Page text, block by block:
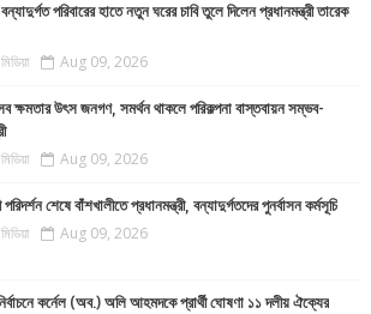
পরিবারের হাতে নতুন ঘরের চাবি তুলে দিলেন প্রধানমন্ত্রী তারেক
Aug 09, 2026
ক্ষমতার উৎস জনগণ, সমর্থন থাকলে পরিকল্পনা বাস্তবায়ন সম্ভব-
Aug 09, 2026
পরিদর্শন শেষে বাঁশখালীতে প্রধানমন্ত্রী, বন্যাদুর্গতদের পুনর্বাসন কর্মসূচি
Aug 09, 2026
নির্বাচনে কর্নেল (অব.) অলি আহমদকে প্রার্থী ঘোষণা ১১ দলীয় ঐক্যের